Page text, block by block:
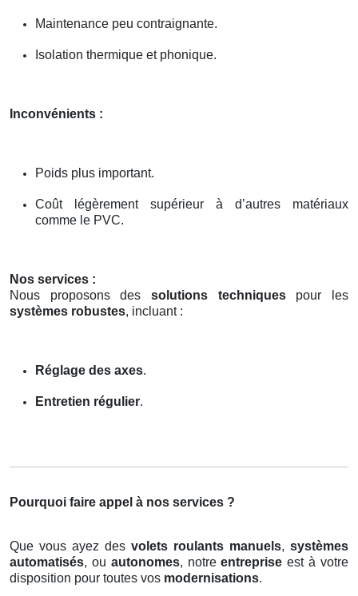
Maintenance peu contraignante.
Isolation thermique et phonique.
Inconvénients :
Poids plus important.
Coût légèrement supérieur à d’autres matériaux
comme le PVC.
Nos services :
Nous proposons des solutions techniquespour les
systèmes robustes, incluant :
Réglage des axes.
Entretien régulier.
Pourquoi faire appel à nos services ?
Que vous ayez des volets roulants manuels, systèmes
automatisés, ou autonomes, notreentreprise est à votre
disposition pour toutes vos modernisations.